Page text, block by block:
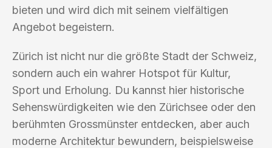
bieten und wird dich mit seinem vielfältigen
Angebot begeistern.
Zürich ist nicht nur die größte Stadt der Schweiz,
sondern auch ein wahrer Hotspot für Kultur,
Sport und Erholung. Du kannst hier historische
Sehenswürdigkeiten wie den Zürichsee oder den
berühmten Grossmünster entdecken, aber auch
moderne Architektur bewundern, beispielsweise